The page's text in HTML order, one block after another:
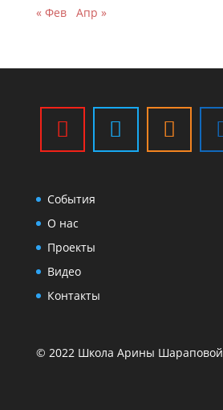
« Фев
Апр »
События
О нас
Проекты
Видео
Контакты
© 2022 Школа Арины Шараповой